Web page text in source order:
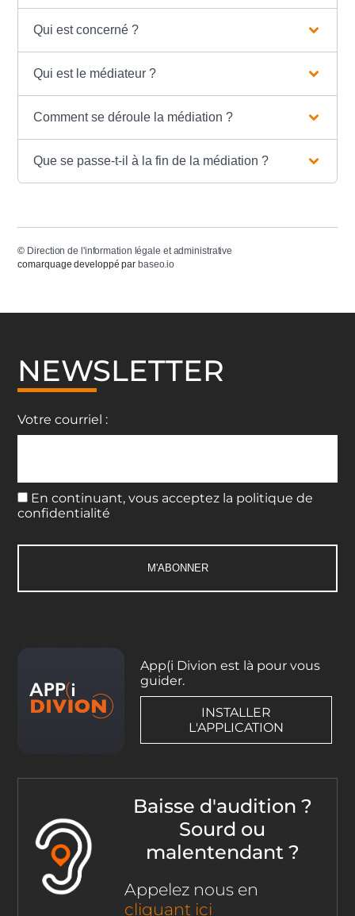
Qui est concerné ?
Qui est le médiateur ?
Comment se déroule la médiation ?
Que se passe-t-il à la fin de la médiation ?
© Direction de l'information légale et administrative
comarquage developpé par baseo.io
NEWSLETTER
Votre courriel :
En continuant, vous acceptez la politique de
confidentialité
App(i Divion est là pour vous
guider.
INSTALLER
L'APPLICATION
Baisse d'audition ?
Sourd ou
malentendant ?
Appelez nous en
cliquant ici